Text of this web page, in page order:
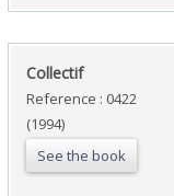
‎Collectif‎
Reference : 0422
(1994)
See the book